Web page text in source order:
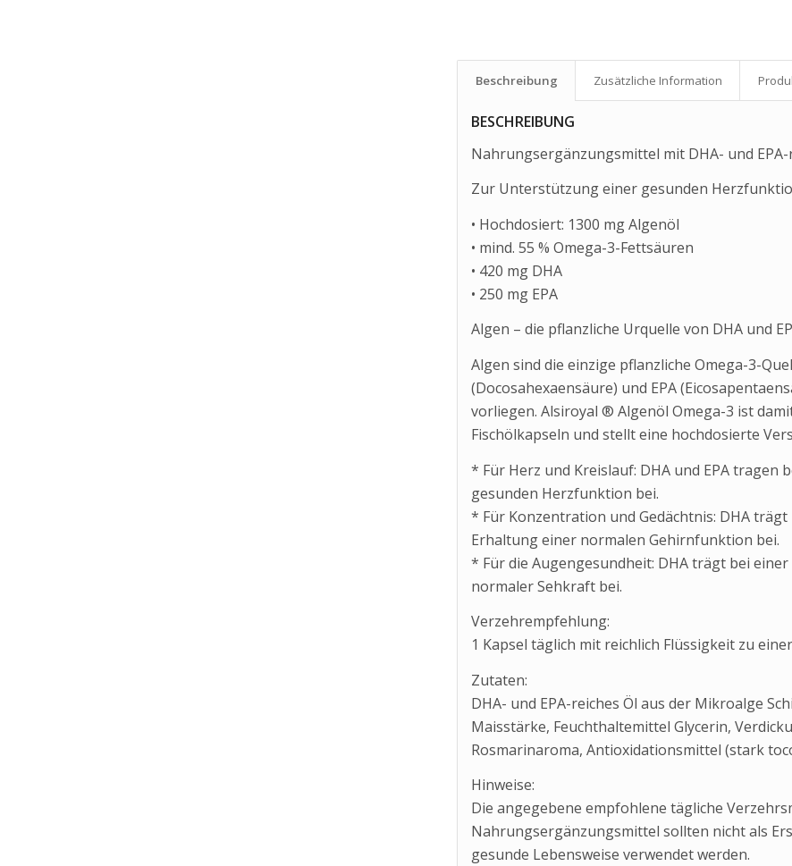
Beschreibung Zusätzliche Information
BESCHREIBUNG
Nahrungsergänzungsmittel mit DHA- und
Zur Unterstützung einer gesunden
• Hochdosiert: 1300 mg Algenöl
• mind. 55 % Omega-3-Fettsäuren
• 420 mg DHA
• 250 mg EPA
Algen – die pflanzliche Urquelle von DHA und
Algen sind die einzige pflanzliche Omega-3-
(Docosahexaensäure) und EPA
vorliegen. Alsiroyal ® Algenöl Omega-3 ist
Fischölkapseln und stellt eine hochdosierte
* Für Herz und Kreislauf: DHA und EPA tragen
gesunden Herzfunktion bei.
* Für Konzentration und Gedächtnis: DHA
Erhaltung einer normalen Gehirnfunktion bei.
* Für die Augengesundheit: DHA trägt bei
normaler Sehkraft bei.
Verzehrempfehlung:
1 Kapsel täglich mit reichlich Flüssigkeit zu
Zutaten:
DHA- und EPA-reiches Öl aus der Mikroalge
Maisstärke, Feuchthaltemittel Glycerin,
Rosmarinaroma, Antioxidationsmittel (stark
Hinweise:
Die angegebene empfohlene tägliche
Nahrungsergänzungsmittel sollten nicht als
gesunde Lebensweise verwendet werden.